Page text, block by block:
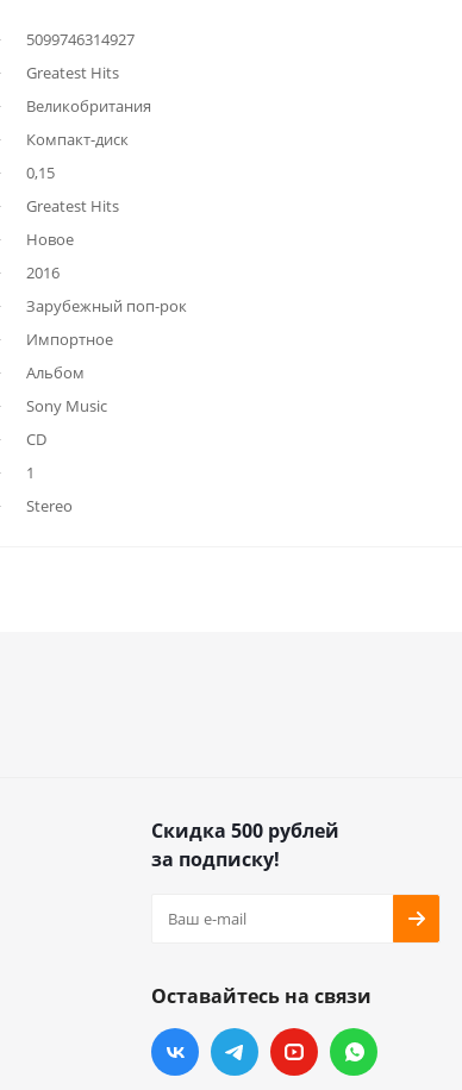
5099746314927
Greatest Hits
Великобритания
Компакт-диск
0,15
Greatest Hits
Новое
2016
Зарубежный поп-рок
Импортное
Альбом
Sony Music
CD
1
Stereo
Скидка 500 рублей
за подписку!
Оставайтесь на связи